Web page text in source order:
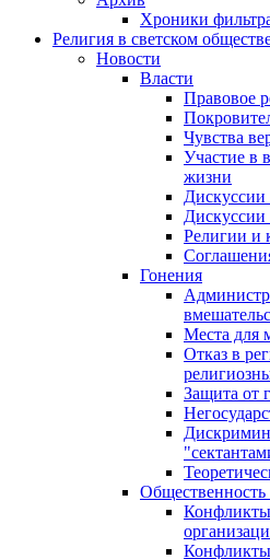
Хроники
Религия в светском
Новости
Власти
Правовое
Чувства
Участие в
жизни
Дискуссии
Дискуссии
Религии и
Гонения
Места для
Отказ в
Защита от